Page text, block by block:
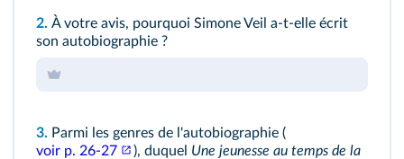
2. À votre avis, pourquoi Simone Veil a-t-elle écrit
son autobiographie ?
3. Parmi les genres de l'autobiographie (
voir p. 26‑27
), duquel Une jeunesse au temps de la